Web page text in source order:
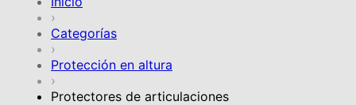
›
Categorías
›
Protección en altura
›
Protectores de articulaciones